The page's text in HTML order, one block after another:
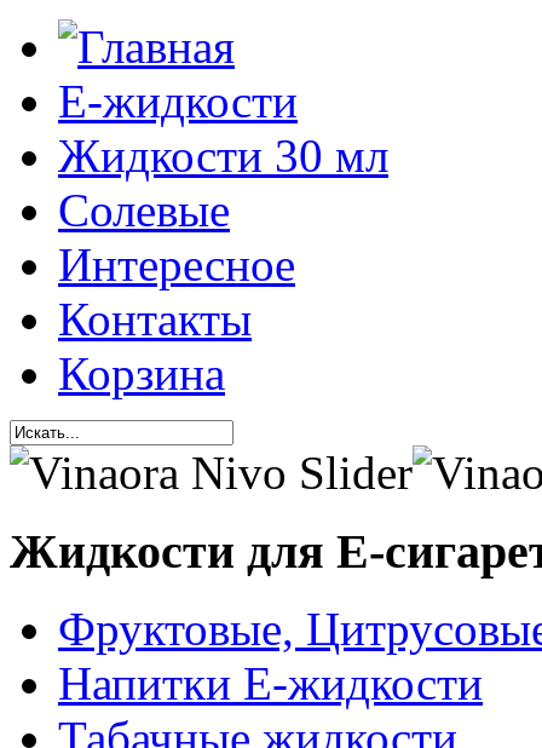
Е-жидкости
Жидкости 30 мл
Солевые
Интересное
Контакты
Корзина
Жидкости для Е-
Фруктовые,
Напитки Е-жидкости